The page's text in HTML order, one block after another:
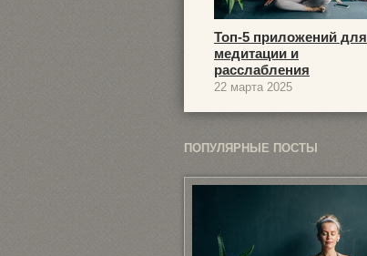
Топ-5 приложений для
медитации и
расслабления
22 марта 2025
ПОПУЛЯРНЫЕ ПОСТЫ